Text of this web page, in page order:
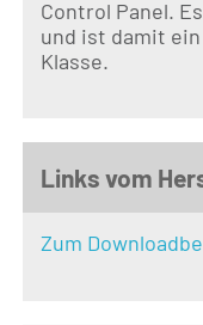
Control Panel.
und ist damit
Klasse.
Links vom
Zum